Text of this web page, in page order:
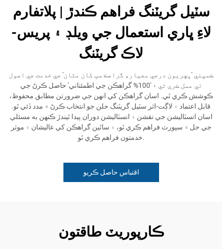
سٽيل گريٽنگ فراهم ڪندڙ | پلاتفارم
لاءِ ڀاري استعمال جي ويلڊ ۽ پريس-
لاڪ گريٽنگ
ڪمپني 'پهريون درجي معيار، گراهڪ سڀ کان مٿان' جي خدمت جي اصول
تي عمل ڪري ٿي ۽ '100% گراهڪن جي اطمئناني' حاصل ڪرڻ جي
ڪوشش ڪري ٿي. اسان گراهڪن کي انھن جي ضرورتن مطابق محفوظ،
قابل اعتماد ۽ لاڳت-اثر سٽيل گريٽنگ حلن جو انتخاب ڪرڻ ۾ مدد ڏئي ٿو.
اسان انسٽاليشن جي نقشن ۽ انسٽاليشن دوران پيدا ٿيندڙ ڪنهن به مسئلي
جي حل ۾ سپورٽ فراهم ڪري ٿو، ۽ ساٿين گراهڪن کي عاليشان ۽ موثر
خدمتون فراهم ڪري ٿو.
اقتباس حاصل ڪريو
ڪارپوريٽ طاقتون